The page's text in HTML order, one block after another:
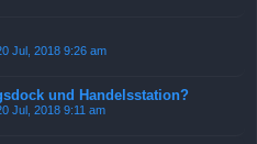
Jul, 2018 9:26 am
und Handelsstation?
Jul, 2018 9:11 am